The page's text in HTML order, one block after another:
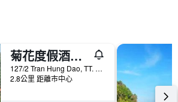
菊花度假酒店 - 富國
127/2 Tran Hung Dao, TT. Duong Dong, 富國, 越南
2.8公里 距離市中心